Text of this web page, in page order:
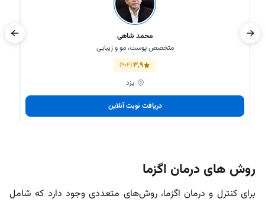
محمد شاهی
متخصص پوست، مو و زیبایی
3,9
(904)
یزد
دریافت نوبت آنلاین
روش های درمان اگزما
برای کنترل و درمان اگزما، روش‌های متعددی وجود دارد که شامل